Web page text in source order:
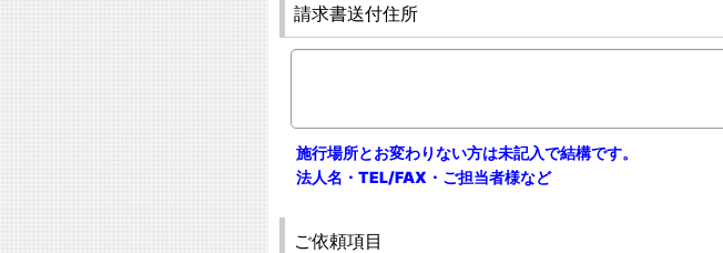
請求書送付住所
施行場所とお変わりない方は未記入で結構です。
法人名・TEL/FAX・ご担当者様など
ご依頼項目